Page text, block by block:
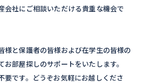
会社にご相談いただける貴重な機会で
様と保護者の皆様および在学生の皆様の
お部屋探しのサポートをいたします。
要です。どうぞお気軽にお越しくださ